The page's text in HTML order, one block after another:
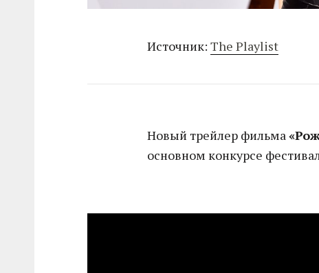
Источник:The Playlist
Новый трейлер фильма
основном конкурсе